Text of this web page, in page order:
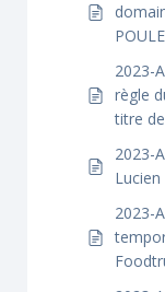
2023-
règle
titre
2023-
2023-